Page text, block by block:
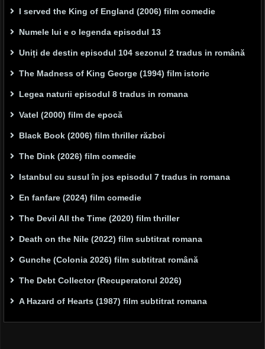
I served the King of England (2006) film comedie
Numele lui e o legenda episodul 13
Uniți de destin episodul 104 sezonul 2 tradus in română
The Madness of King George (1994) film istoric
Legea naturii episodul 8 tradus in romana
Vatel (2000) film de epocă
Black Book (2006) film thriller război
The Dink (2026) film comedie
Istanbul cu susul în jos episodul 7 tradus in romana
En fanfare (2024) film comedie
The Devil All the Time (2020) film thriller
Death on the Nile (2022) film subtitrat romana
Gunche (Colonia 2026) film subtitrat română
The Debt Collector (Recuperatorul 2026)
A Hazard of Hearts (1987) film subtitrat romana